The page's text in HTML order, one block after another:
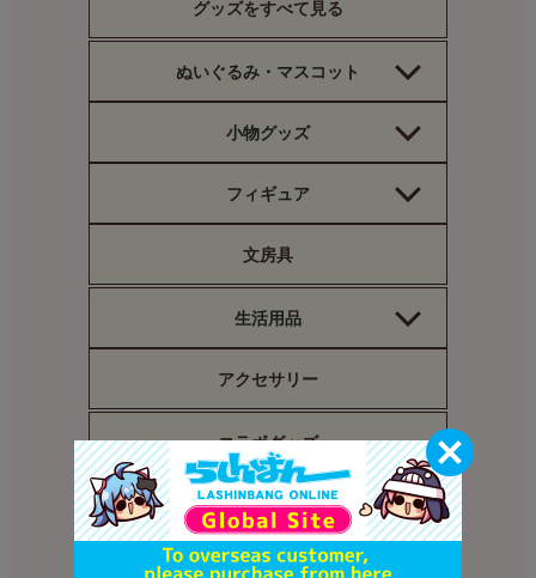
グッズをすべて見る
ぬいぐるみ・マスコット
小物グッズ
フィギュア
文房具
生活用品
アクセサリー
コラボグッズ
書籍（コミック/ムック）